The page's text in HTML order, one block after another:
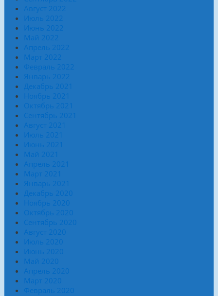
Август 2022
Июль 2022
Июнь 2022
Май 2022
Апрель 2022
Март 2022
Февраль 2022
Январь 2022
Декабрь 2021
Ноябрь 2021
Октябрь 2021
Сентябрь 2021
Август 2021
Июль 2021
Июнь 2021
Май 2021
Апрель 2021
Март 2021
Январь 2021
Декабрь 2020
Ноябрь 2020
Октябрь 2020
Сентябрь 2020
Август 2020
Июль 2020
Июнь 2020
Май 2020
Апрель 2020
Март 2020
Февраль 2020